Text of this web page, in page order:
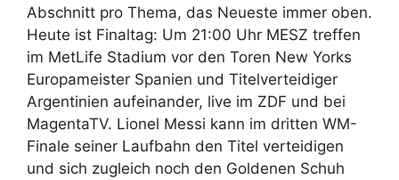
Abschnitt pro Thema, das Neueste immer oben.
Heute ist Finaltag: Um 21:00 Uhr MESZ treffen
im MetLife Stadium vor den Toren New Yorks
Europameister Spanien und Titelverteidiger
Argentinien aufeinander, live im ZDF und bei
MagentaTV. Lionel Messi kann im dritten WM-
Finale seiner Laufbahn den Titel verteidigen
und sich zugleich noch den Goldenen Schuh